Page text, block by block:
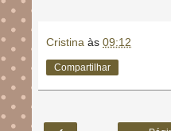
Cristina às 09:12
Compartilhar